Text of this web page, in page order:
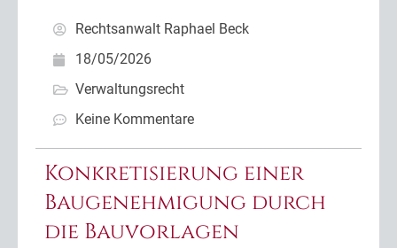
Rechtsanwalt Raphael Beck
18/05/2026
Verwaltungsrecht
Keine Kommentare
Konkretisierung einer
Baugenehmigung durch
die Bauvorlagen